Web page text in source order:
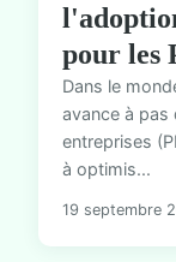
pour les
Dans le
avance à pas
entreprises
à optimis...
19 septembre